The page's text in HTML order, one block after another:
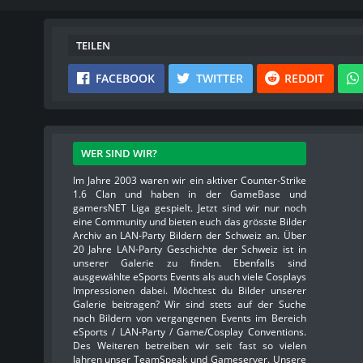
TEILEN
FACEBOOK TWITTER REDDIT
WER SIND WIR?
Im Jahre 2003 waren wir ein aktiver Counter-Strike
1.6 Clan und haben in der GameBase und
gamersNET Liga gespielt. Jetzt sind wir nur noch
eine Community und bieten euch das grösste Bilder
Archiv an LAN-Party Bildern der Schweiz an. Über
20 Jahre LAN-Party Geschichte der Schweiz ist in
unserer Galerie zu finden. Ebenfalls sind
ausgewählte eSports Events als auch viele Cosplays
Impressionen dabei. Möchtest du Bilder unserer
Galerie beitragen? Wir sind stets auf der Suche
nach Bildern von vergangenen Events im Bereich
eSports / LAN-Party / Game/Cosplay Conventions.
Des Weiteren betreiben wir seit fast so vielen
Jahren unser TeamSpeak und Gameserver. Unsere